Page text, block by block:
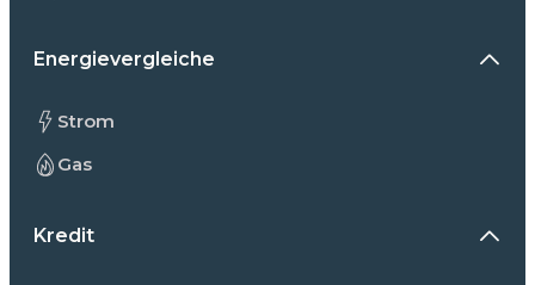
Energievergleiche
Strom
Gas
Kredit